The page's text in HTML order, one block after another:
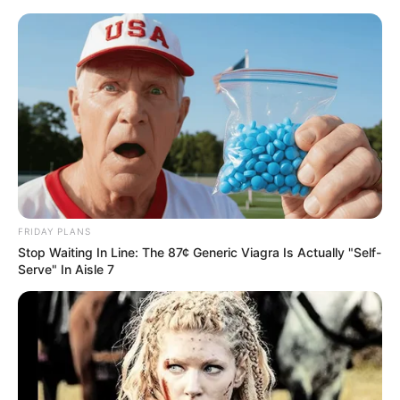
au
AU PETIT PARIEUR
Pronostic Gratuit du Tiercé Quinté PMU du jour
Menu
FRIDAY PLANS
Stop Waiting In Line: The 87¢ Generic Viagra Is Actually "Self-
Serve" In Aisle 7